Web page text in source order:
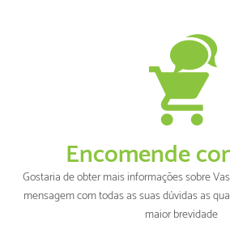
Encomende
Gostaria de obter mais informações sobre
mensagem com todas as suas dúvidas as
maior brevidade